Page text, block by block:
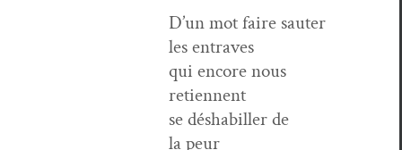
D’un mot faire sauter
les entraves
qui encore nous
retiennent
se désha­biller de
la peur